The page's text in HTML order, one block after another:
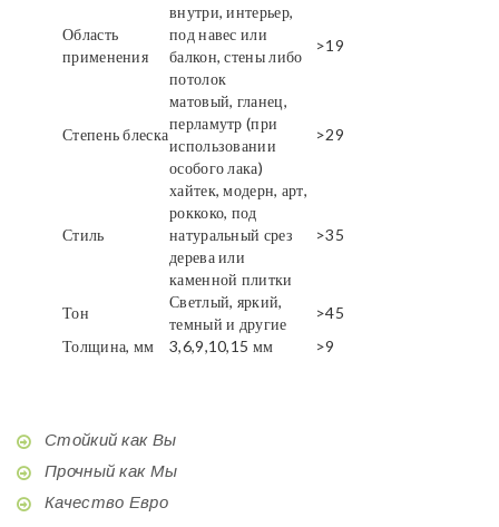
Область
применения
внутри, интерьер,
под навес или
балкон, стены либо
потолок
>19
Степень блеска
матовый, гланец,
перламутр (при
использовании
особого лака)
>29
Стиль
хайтек, модерн, арт,
роккоко, под
натуральный срез
дерева или
каменной плитки
>35
Тон
Светлый, яркий,
темный и другие
>45
Толщина, мм
3,6,9,10,15 мм >9
Стойкий как Вы
Прочный как Мы
Качество Евро